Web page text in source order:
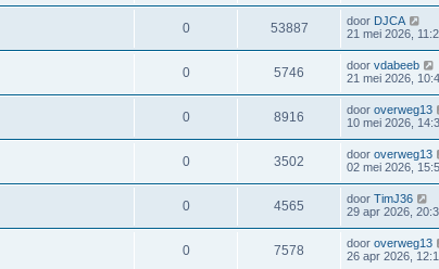
0 53887 door DJCA
21 mei 2026,
0 5746 door vdabeeb
21 mei 2026,
0 8916 door overweg13
10 mei 2026,
0 3502 door overweg13
02 mei 2026,
0 4565 door TimJ36
29 apr 2026,
0 7578 door overweg13
26 apr 2026,